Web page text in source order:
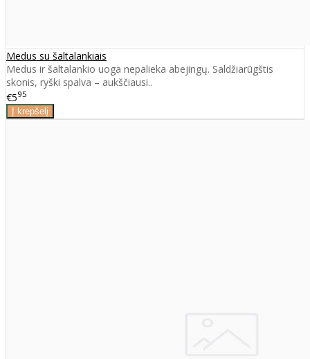
Medus su šaltalankiais
Medus ir šaltalankio uoga nepalieka abejingų. Saldžiarūgštis
skonis, ryški spalva – aukščiausi..
€595